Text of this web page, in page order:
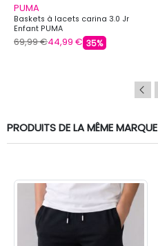
PUMA
Baskets à lacets carina 3.0 Jr
Enfant PUMA
69,99 €44,99 € 35%
PRODUITS DE LA MÊME MARQUE